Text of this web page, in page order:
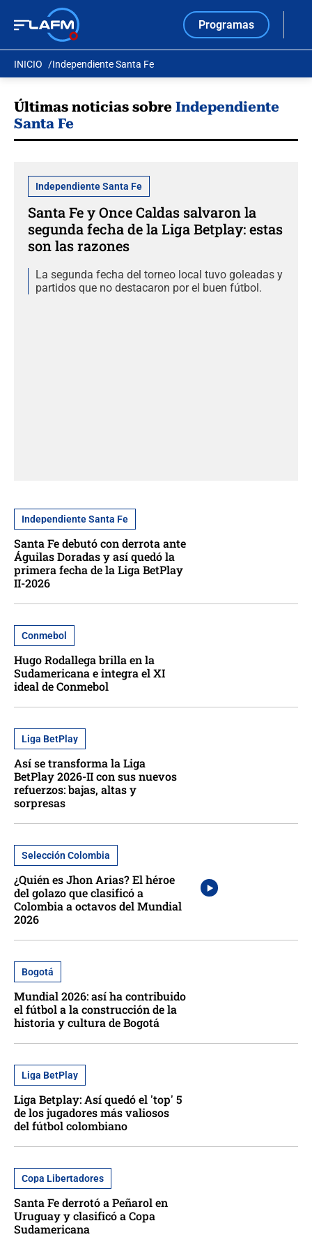
Programas
INICIO Independiente Santa Fe
Últimas noticias sobre Independiente
Santa Fe
Independiente Santa Fe
Santa Fe y Once Caldas salvaron la
segunda fecha de la Liga Betplay: estas
son las razones
La segunda fecha del torneo local tuvo goleadas y
partidos que no destacaron por el buen fútbol.
Independiente Santa Fe
Santa Fe debutó con derrota ante
Águilas Doradas y así quedó la
primera fecha de la Liga BetPlay
II-2026
Conmebol
Hugo Rodallega brilla en la
Sudamericana e integra el XI
ideal de Conmebol
Liga BetPlay
Así se transforma la Liga
BetPlay 2026-II con sus nuevos
refuerzos: bajas, altas y
sorpresas
Selección Colombia
¿Quién es Jhon Arias? El héroe
del golazo que clasificó a
Colombia a octavos del Mundial
2026
Bogotá
Mundial 2026: así ha contribuido
el fútbol a la construcción de la
historia y cultura de Bogotá
Liga BetPlay
Liga Betplay: Así quedó el 'top' 5
de los jugadores más valiosos
del fútbol colombiano
Copa Libertadores
Santa Fe derrotó a Peñarol en
Uruguay y clasificó a Copa
Sudamericana